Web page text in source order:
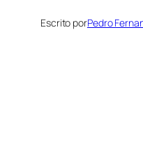
Escrito porPedro